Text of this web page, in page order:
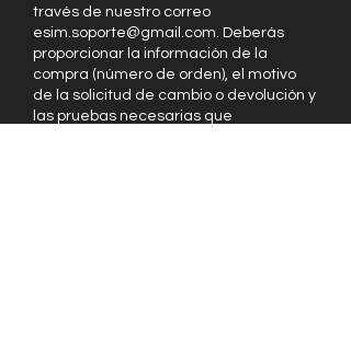
través de nuestro correo
esim.soporte@gmail.com . Deberás
proporcionar la información de la
compra (número de orden), el motivo
de la solicitud de cambio o devolución y
las pruebas necesarias que